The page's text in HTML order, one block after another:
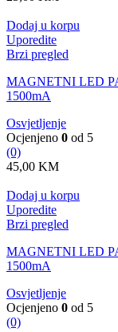
Dodaj u korpu
Uporedite
Brzi pregled
MAGNETNI LED
1500mA
Osvjetljenje
Ocjenjeno 0 od 5
(0)
45,00 KM
Dodaj u korpu
Uporedite
Brzi pregled
MAGNETNI LED
1500mA
Osvjetljenje
Ocjenjeno 0 od 5
(0)